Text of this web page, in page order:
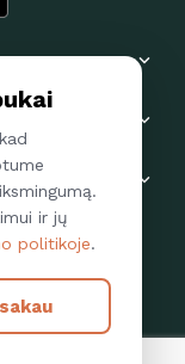



ir jų
politikoje.